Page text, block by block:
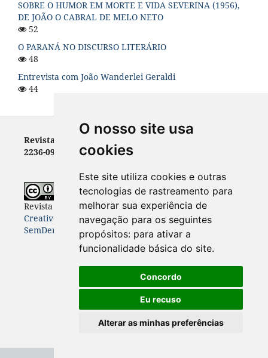
O nosso site usa
cookies
Este site utiliza cookies e outras
tecnologias de rastreamento para
melhorar sua experiência de
navegação para os seguintes
propósitos: para ativar a
funcionalidade básica do site.
Concordo
Eu recuso
Alterar as minhas preferências
SOBRE O HUMOR EM MORTE E VIDA SEVERINA (1956),
DE JOÃO O CABRAL DE MELO NETO
52
O PARANÁ NO DISCURSO LITERÁRIO
48
Entrevista com João Wanderlei Geraldi
44
Revista Letras - ISSN 0100-0888 (versão impressa) e
2236-0999 (versão eletrônica)
Revista Letrasestá licenciada com uma Licença
Creative Commons Atribuição-NãoComercial-
SemDerivações 4.0 Internacional .